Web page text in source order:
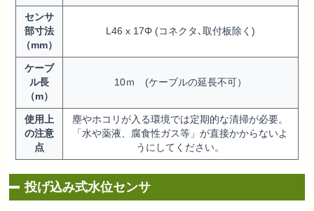
センサ
部寸法
（mm）
L46 x 17Φ (コネクタ､取付板除く)
ケーブ
ル長
（m）
10ｍ (ケーブルの延長不可）
使用上
の注意
点
塵やホコリが入る環境では定期的な清掃が必要。
「水や薬液、腐食性ガス等」が直接かからないよ
うにしてください。
投げ込み式水位センサ